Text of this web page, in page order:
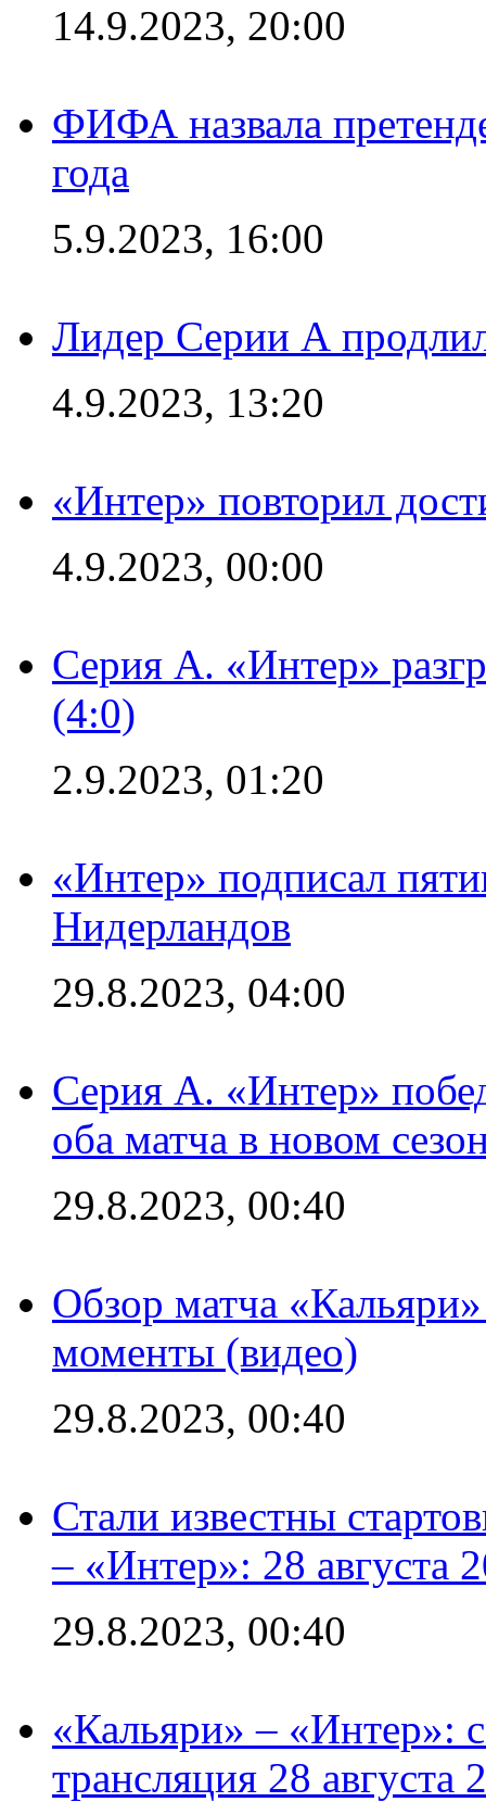
14.9.2023, 20:00
ФИФА назвала
года
5.9.2023, 16:00
Лидер Серии А
4.9.2023, 13:20
«Интер» повторил
4.9.2023, 00:00
Серия А. «Интер»
(4:0)
2.9.2023, 01:20
«Интер» подписал
Нидерландов
29.8.2023, 04:00
Серия А. «Интер»
оба матча в новом
29.8.2023, 00:40
Обзор матча
моменты (видео)
29.8.2023, 00:40
Стали известны
– «Интер»: 28 августа
29.8.2023, 00:40
«Кальяри» – «Интер»:
трансляция 28 августа